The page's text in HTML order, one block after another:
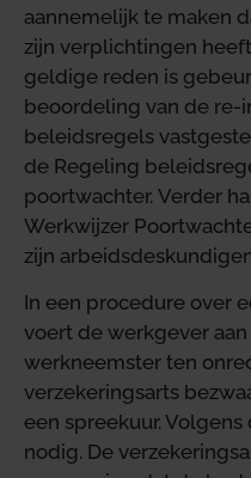
aannemelijk te maken
zijn verplichtingen
geldige reden is
beoordeling van de
beleidsregels
de Regeling
poortwachter. Verder
Werkwijzer
zijn
In een procedure over
voert de werkgever
werkneemster ten
verzekeringsarts
een spreekuur.
nodig. De